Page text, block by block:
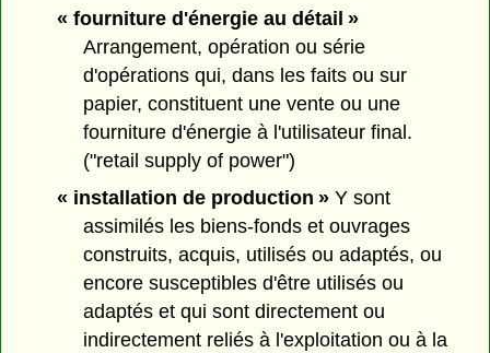
« fourniture d'énergie au détail »
Arrangement, opération ou série
d'opérations qui, dans les faits ou sur
papier, constituent une vente ou une
fourniture d'énergie à l'utilisateur final.
("retail supply of power")
« installation de production »Y sont
assimilés les biens-fonds et ouvrages
construits, acquis, utilisés ou adaptés, ou
encore susceptibles d'être utilisés ou
adaptés et qui sont directement ou
indirectement reliés à l'exploitation ou à la